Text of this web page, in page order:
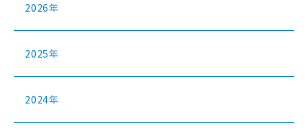
2026年
2025年
2024年